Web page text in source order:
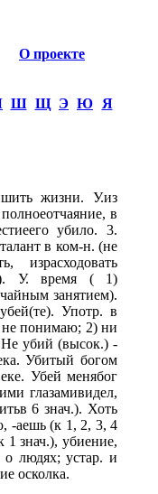
О проекте
Ш Щ Э Ю Я
жизни. У.из
в
убило. 3.
в ком-н. (не
У. время ( 1)
занятием).
Употр. в
не понимаю; 2) ни
Не убий (высок.) -
Убитый богом
Убей менябог
глазамивидел,
6 знач.). Хоть
-аешь (к 1, 2, 3, 4
знач.), убиение,
людях; устар. и
осколка.